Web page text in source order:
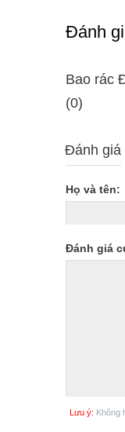
Ðánh
Bao rác
(0)
Đánh giá
Họ và tên:
Đánh giá
Lưu ý: Không